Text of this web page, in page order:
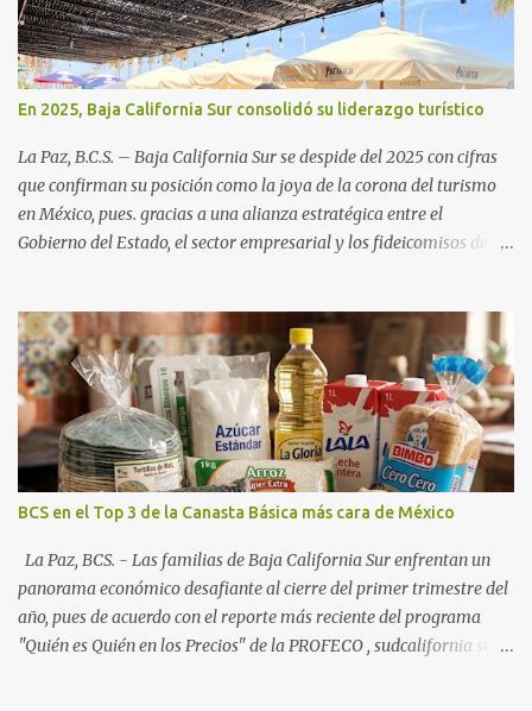
En 2025, Baja California Sur consolidó su liderazgo turístico
La Paz, B.C.S. – Baja California Sur se despide del 2025 con cifras
que confirman su posición como la joya de la corona del turismo
en México, pues. gracias a una alianza estratégica entre el
Gobierno del Estado, el sector empresarial y los fideicomisos de
una derrama económica sin precedentes. Las proyecciones para
este periodo vacacional son optimistas, con un promedio estatal
que supera el 70% . Sin embargo, la sorpresa del año la ha dado el
norte del estado. Comondú encabeza las expectativas con un
impresionante 89% de ocupación, impulsado por el interés
creciente en el turismo de naturaleza. Le siguen destinos
consolidados y emergentes: Los Cabos: 72% promedio (esperando
picos del 79% en Año Nuevo). La Paz: 66%. Loreto: 58%. Mulegé:
54%. "Estamos viendo un fenómeno de diversificación. Ya no solo
vienen por el lujo de Los Cabos, sino por la aut...
BCS en el Top 3 de la Canasta Básica más cara de México
La Paz, BCS. - Las familias de Baja California Sur enfrentan un
panorama económico desafiante al cierre del primer trimestre del
año, pues de acuerdo con el reporte más reciente del programa
"Quién es Quién en los Precios" de la PROFECO , sudcalifornia se